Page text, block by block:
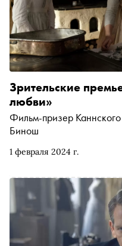
1 февраля 2024 г.
Зрительские
любви»
Фильм-призер
Бинош